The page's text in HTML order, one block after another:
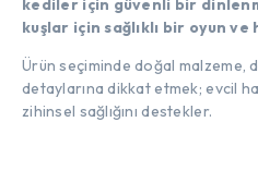
kediler için güvenli bir
kuşlar için sağlıklı bir oyun
Ürün seçiminde doğal malzeme,
detaylarına dikkat etmek; evcil
zihinsel sağlığını destekler.